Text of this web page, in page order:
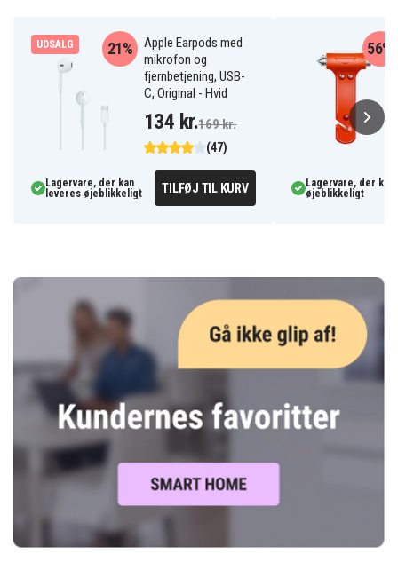
UDSALG
Apple Earpods med
mikrofon og
fjernbetjening, USB-
C, Original - Hvid
(47)
21%
134 kr.169 kr.
Lagervare, der kan
leveres øjeblikkeligt
TILFØJ TIL KURV
56%
Lagervare, der kan
øjeblikkeligt